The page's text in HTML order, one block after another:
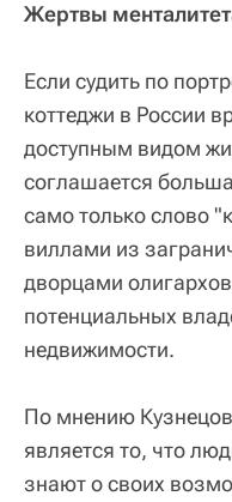
Жертвы
Если судить по
коттеджи в России
доступным видом
соглашается
само только слово
виллами из
дворцами
потенциальных
недвижимости.
По мнению
является то, что
знают о своих